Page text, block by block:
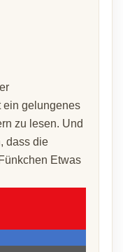
ein gelungenes
zu lesen. Und
dass die
Etwas